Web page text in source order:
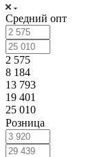
Средний опт
2 575
8 184
13 793
19 401
25 010
Розница